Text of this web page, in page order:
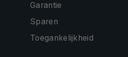
Garantie
Sparen
Toegankelijkheid